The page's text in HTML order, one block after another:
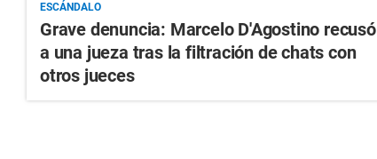
ESCÁNDALO
Grave denuncia: Marcelo D'Agostino recusó
a una jueza tras la filtración de chats con
otros jueces